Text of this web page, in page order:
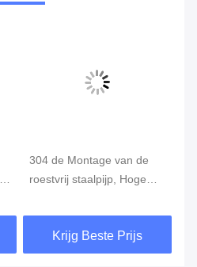
304 de Montage van de
roestvrij staalpijp, Hoge
Beëindigenglb van de
Contactdooslas SW
Krijg Beste Prijs